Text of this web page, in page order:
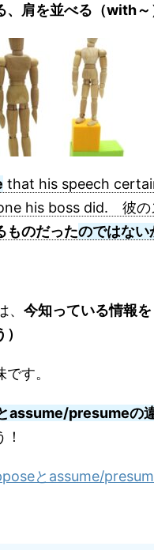
、肩を並べる（with～
that his speech
his boss did. 彼の
ものだったのではない
、 今知っている情報
す。
assume/presumeの
とassume/